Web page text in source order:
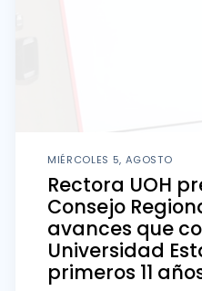
MIÉRCOLES 5, AGOSTO
Rectora UOH
Consejo
avances que
Universidad
primeros 11